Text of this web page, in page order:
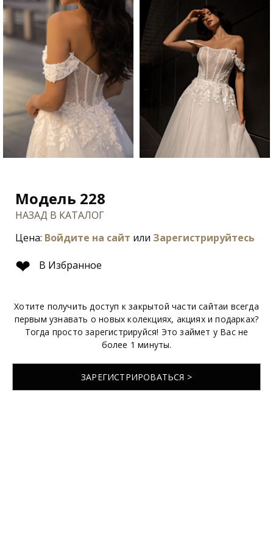
Модель 228
НАЗАД В КАТАЛОГ
Цена: Войдите на сайт или Зарегистрируйтесь
❤ В Избранное
Хотите получить доступ к закрытой части сайтаи всегда
первым узнавать о новых колекциях, акциях и подарках?
Тогда просто зарегистрируйся! Это займет у Вас не
более 1 минуты.
ЗАРЕГИСТРИРОВАТЬСЯ >